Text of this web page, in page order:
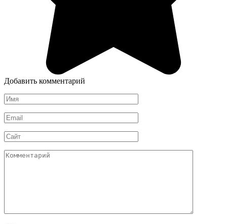
Добавить комментарий
Имя
*
Email
*
Сайт
Комментарий